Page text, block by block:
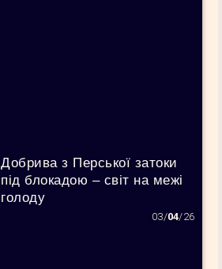
Добрива з Перської затоки
під блокадою – світ на межі
голоду
03/04/26